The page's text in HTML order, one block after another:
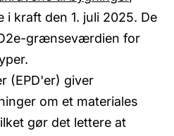
kraft den 1. juli 2025. De
grænseværdien for
(EPD'er) giver
om et materiales
gør det lettere at